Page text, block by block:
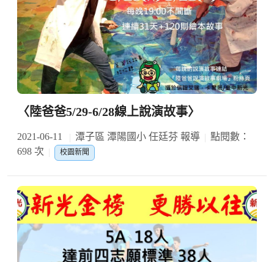
〈陸爸爸5/29-6/28線上說演故事〉
2021-06-11 潭子區 潭陽國小 任廷芬 報導
點閱數：
698 次
校園新聞